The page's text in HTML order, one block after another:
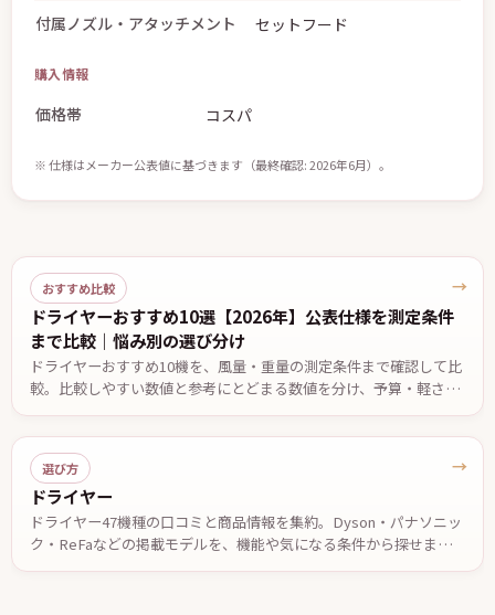
付属ノズル・アタッチメント セットフード
購入情報
価格帯 コスパ
※ 仕様はメーカー公表値に基づきます（最終確認: 2026年6月）。
おすすめ比較
ドライヤーおすすめ10選【2026年】公表仕様を測定条件
まで比較｜悩み別の選び分け
ドライヤーおすすめ10機を、風量・重量の測定条件まで確認して比
較。比較しやすい数値と参考にとどまる数値を分け、予算・軽さ・
低温設定・温度自動制御など悩み別の候補と、2台で迷ったときの
決め手を公表仕様ベースでまとめました。価格は2026年7月29日確
→
選び方
ドライヤー
ドライヤー47機種の口コミと商品情報を集約。Dyson・パナソニッ
ク・ReFaなどの掲載モデルを、機能や気になる条件から探せます。
投稿された口コミやメーカー公表情報を参考に、自分に合う一台を
検討できます。
→